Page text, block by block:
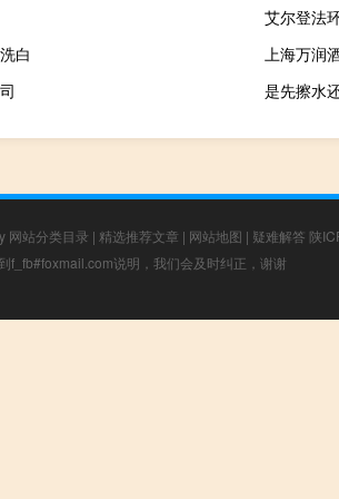
艾尔登法
白
上海万润
是先擦水
网站分类目录 | 精选推荐文章 | 网站地图 | 疑难解答 陕
f_fb#foxmail.com说明，我们会及时纠正，谢谢